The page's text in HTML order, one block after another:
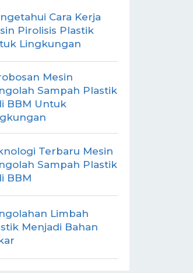
Cara Kerja
Pirolisis Plastik
Lingkungan
Mesin
Sampah Plastik
BBM Untuk
Terbaru Mesin
Sampah Plastik
BBM
Limbah
Menjadi Bahan